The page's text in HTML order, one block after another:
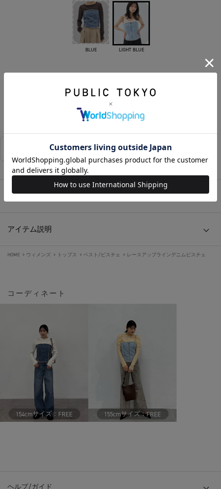
BLUE LIGHT BLUE
カートに入れる
お気に入りに追加する
相談する 店舗在庫
アイテムサイズ
アイテム説明
HOME > ウィメンズ > トップス > ベスト/ビスチェ > レースアップラインデニムビスチェ
コーディネート
154cmサイズ： FREE 155cmサイズ：FREE
ヘルプ/ガイド